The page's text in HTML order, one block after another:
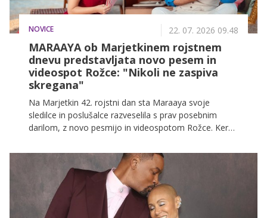
NOVICE 22. 07. 2026 09.48
MARAAYA ob Marjetkinem rojstnem
dnevu predstavljata novo pesem in
videospot Rožce: "Nikoli ne zaspiva
skregana"
Na Marjetkin 42. rojstni dan sta Maraaya svoje
sledilce in poslušalce razveselila s prav posebnim
darilom, z novo pesmijo in videospotom Rožce. Ker
praznik obeležita na način, ki ju najbolj zaznamuje, z